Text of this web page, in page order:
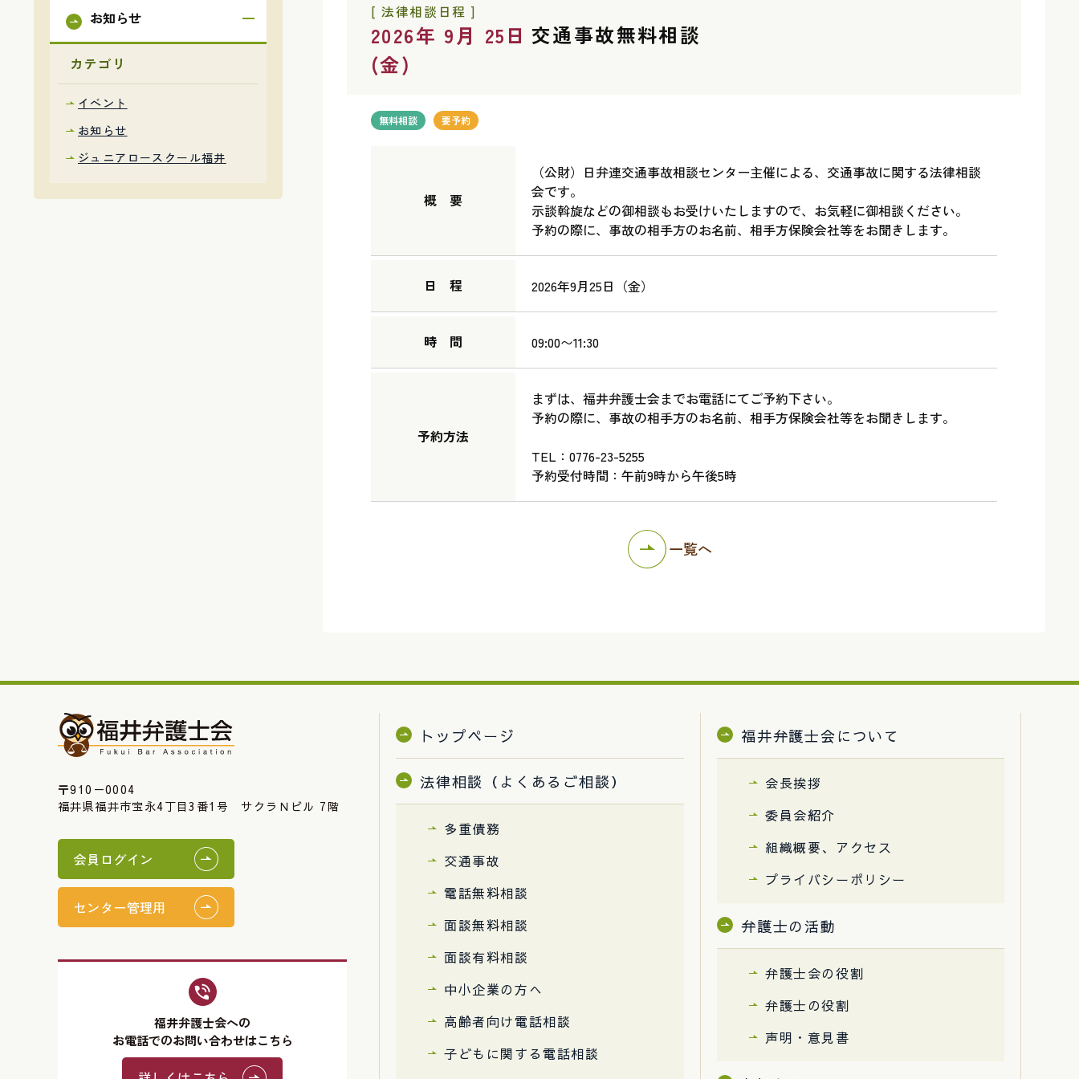
お知らせ
カテゴリ
イベント
お知らせ
ジュニアロースクール福井
[ 法律相談日程 ]
2026年 9月 25日
(金)
交通事故無料相談
無料相談 要予約
概 要
（公財）日弁連交通事故相談センター主催による、交通事故に関する法律相談
会です。
示談斡旋などの御相談もお受けいたしますので、お気軽に御相談ください。
予約の際に、事故の相手方のお名前、相手方保険会社等をお聞きします。
日 程 2026年9月25日（金）
時 間 09:00〜11:30
予約方法
まずは、福井弁護士会までお電話にてご予約下さい。
予約の際に、事故の相手方のお名前、相手方保険会社等をお聞きします。
TEL：0776-23-5255
予約受付時間：午前9時から午後5時
一覧へ
〒910－0004
福井県福井市宝永4丁目3番1号 サクラＮビル 7階
会員ログイン
センター管理用
福井弁護士会への
お電話でのお問い合わせはこちら
トップページ
法律相談（よくあるご相談）
多重債務
交通事故
電話無料相談
面談無料相談
面談有料相談
中小企業の方へ
高齢者向け電話相談
子どもに関する電話相談
福井弁護士会について
会長挨拶
委員会紹介
組織概要、アクセス
プライバシーポリシー
弁護士の活動
弁護士会の役割
弁護士の役割
声明・意見書